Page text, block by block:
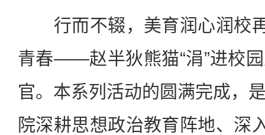
行而不辍，美育润心润校再
青春——赵半狄熊猫“涓”进校
官。本系列活动的圆满完成，
院深耕思想政治教育阵地、深